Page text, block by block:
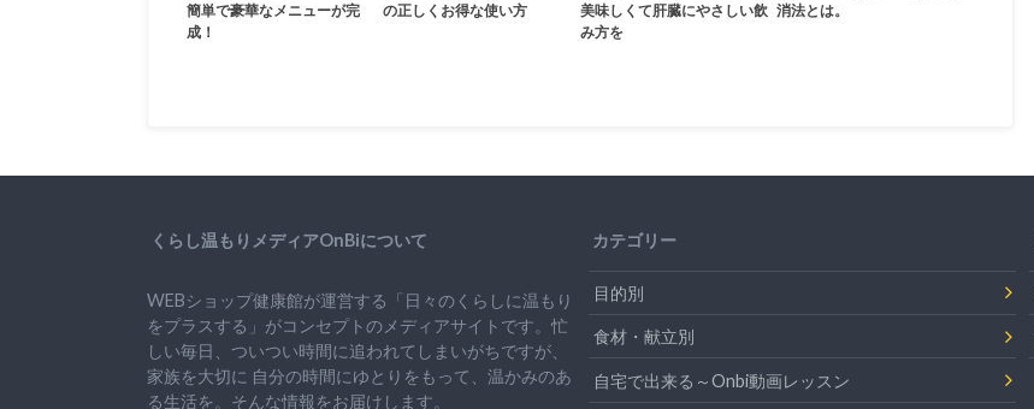
簡単で豪華なメニューが完
成！
の正しくお得な使い方
美味しくて肝臓にやさしい飲
み方を
消法とは。
くらし温もりメディアOnBiについて
WEBショップ健康館が運営する「日々のくらしに温もり
をプラスする」がコンセプトのメディアサイトです。忙
しい毎日、ついつい時間に追われてしまいがちですが、
家族を大切に 自分の時間にゆとりをもって、 温かみのあ
る生活を。そんな情報をお届けします。
カテゴリー
目的別
食材・献立別
自宅で出来る～Onbi動画レッスン